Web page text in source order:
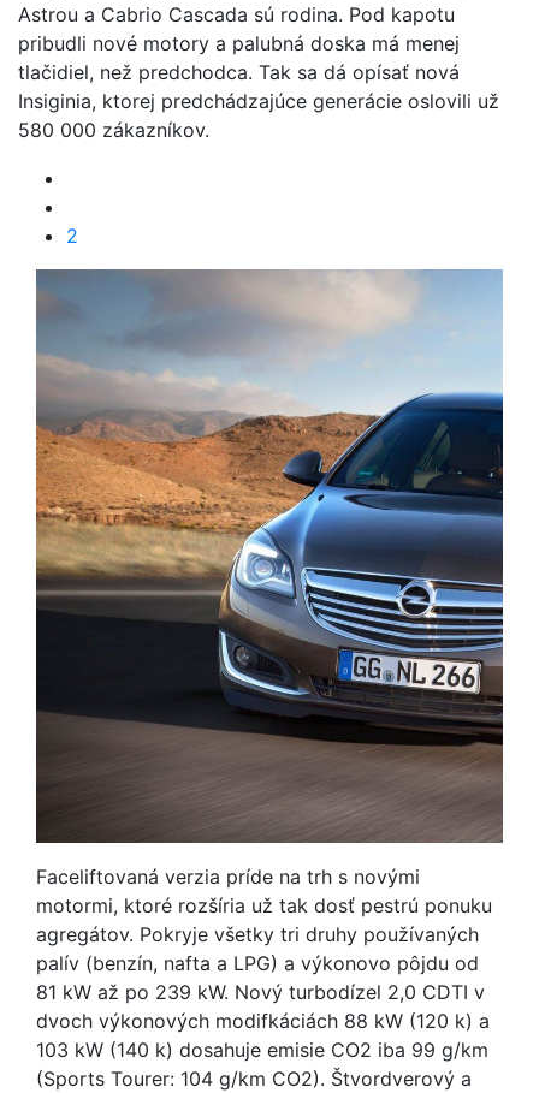
Astrou a Cabrio Cascada sú rodina. Pod kapotu
pribudli nové motory a palubná doska má menej
tlačidiel, než predchodca. Tak sa dá opísať nová
Insiginia, ktorej predchádzajúce generácie oslovili už
580 000 zákazníkov.
2
Faceliftovaná verzia príde na trh s novými
motormi, ktoré rozšíria už tak dosť pestrú ponuku
agregátov. Pokryje všetky tri druhy používaných
palív (benzín, nafta a LPG) a výkonovo pôjdu od
81 kW až po 239 kW. Nový turbodízel 2,0 CDTI v
dvoch výkonových modifkáciách 88 kW (120 k) a
103 kW (140 k) dosahuje emisie CO2 iba 99 g/km
(Sports Tourer: 104 g/km CO2). Štvordverový a